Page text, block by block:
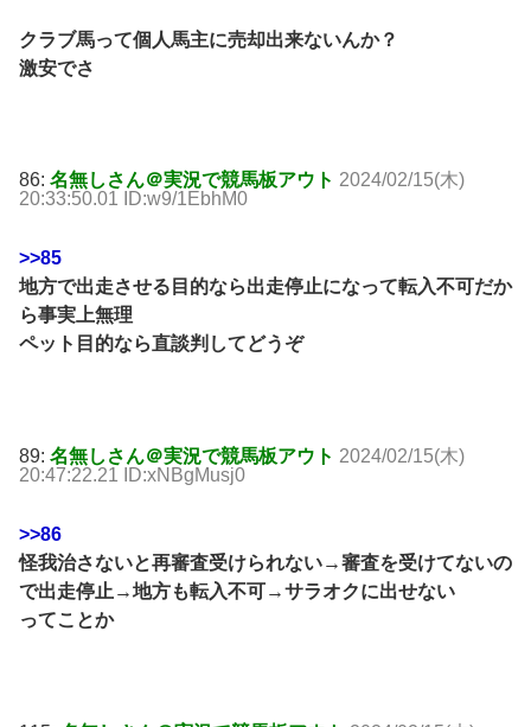
クラブ馬って個人馬主に売却出来ないんか？
激安でさ
86: 名無しさん＠実況で競馬板アウト 2024/02/15(木)
20:33:50.01 ID:w9/1EbhM0
>>85
地方で出走させる目的なら出走停止になって転入不可だか
ら事実上無理
ペット目的なら直談判してどうぞ
89: 名無しさん＠実況で競馬板アウト 2024/02/15(木)
20:47:22.21 ID:xNBgMusj0
>>86
怪我治さないと再審査受けられない→審査を受けてないの
で出走停止→地方も転入不可→サラオクに出せない
ってことか